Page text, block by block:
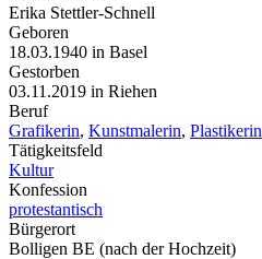
Erika Stettler-Schnell
Geboren
18.03.1940 in Basel
Gestorben
03.11.2019 in Riehen
Beruf
Grafikerin, Kunstmalerin, Plastikerin
Tätigkeitsfeld
Kultur
Konfession
protestantisch
Bürgerort
Bolligen BE (nach der Hochzeit)